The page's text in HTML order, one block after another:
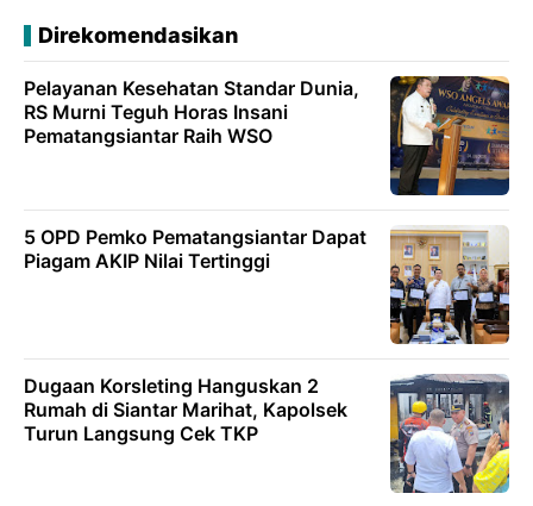
Direkomendasikan
Pelayanan Kesehatan Standar Dunia,
RS Murni Teguh Horas Insani
Pematangsiantar Raih WSO
5 OPD Pemko Pematangsiantar Dapat
Piagam AKIP Nilai Tertinggi
Dugaan Korsleting Hanguskan 2
Rumah di Siantar Marihat, Kapolsek
Turun Langsung Cek TKP